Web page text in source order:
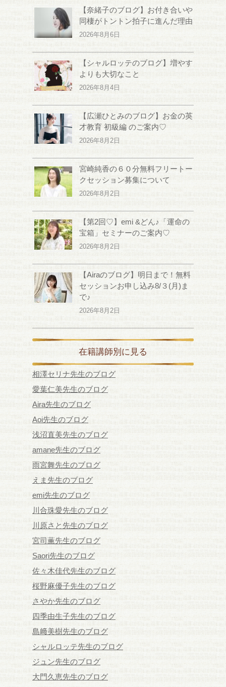
【奈緒子のブログ】お付き合いや
同棲がトントン拍子に進んだ理由
2026年8月6日
【シャルロッテのブログ】増やす
よりも大切なこと
2026年8月4日
【広瀬ひとみのブログ】お金の英
才教育 初級編 のご案内♡
2026年8月2日
宮崎純香の６０分無料フリートー
クセッション募集について
2026年8月2日
【第2回♡】emi &どん♪「運命の
宝箱」セミナーのご案内♡
2026年8月2日
【Airaのブログ】明日まで！無料
セッションお申し込み8/３(月)ま
で♪
2026年8月2日
在籍講師別に見る
相澤セリナ先生のブログ
愛葉仁美先生のブログ
Aira先生のブログ
Aoi先生のブログ
浅沼直美先生のブログ
amane先生のブログ
雨宮舞先生のブログ
えま先生のブログ
emi先生のブログ
川合珠愛先生のブログ
川原さと先生のブログ
宮司薫先生のブログ
Saori先生のブログ
佐々木佳代先生のブログ
桜野麻優子先生のブログ
さやか先生のブログ
四季由生子先生のブログ
島﨑美樹先生のブログ
シャルロッテ先生のブログ
ジュン先生のブログ
大門久恵先生のブログ